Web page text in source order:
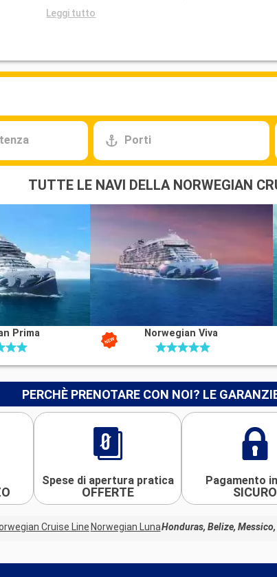
Leggi tutto
Porti
TUTTE LE NAVI DELLA NORWEGIAN
Prima Norwegian Viva
PERCHÈ PRENOTARE CON NOI? LE
Spese di apertura pratica
OFFERTE
Pagamento
SICURO
Cruise Line Norwegian LunaHonduras, Belize,